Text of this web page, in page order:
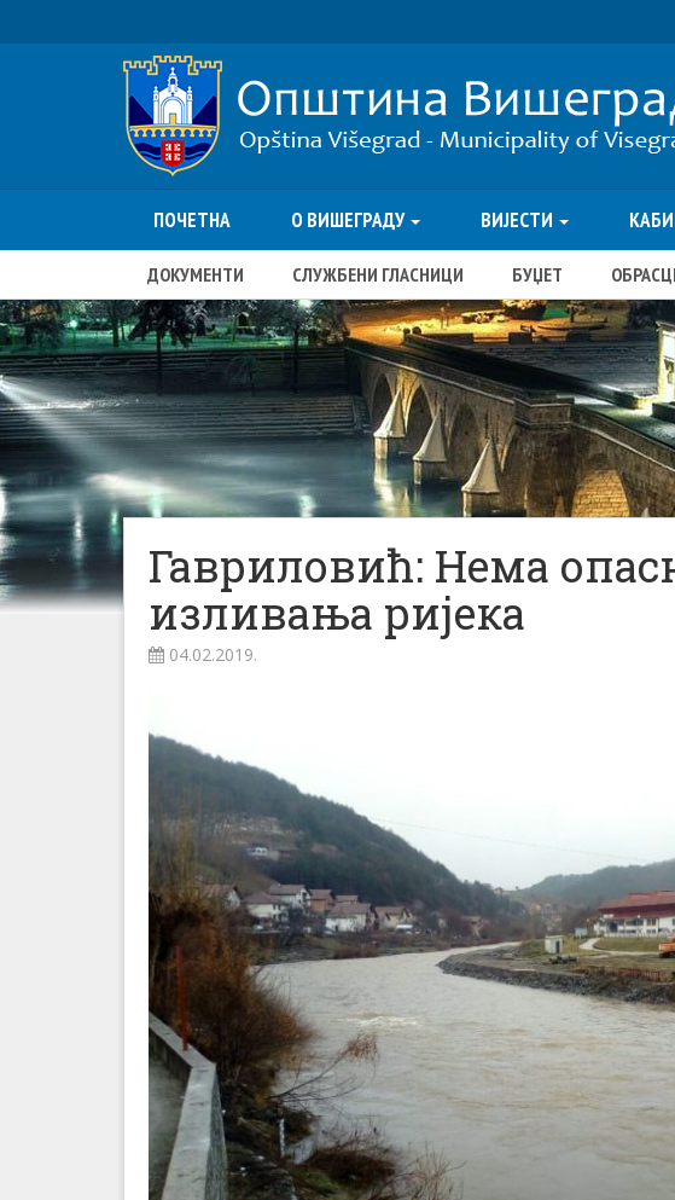
ПОЧЕТНА О ВИШЕГРАДУ ВИЈЕСТИ
ДОКУМЕНТИ СЛУЖБЕНИ ГЛАСНИЦИ БУЏЕТ
Гавриловић: Нема
изливања ријека
04.02.2019.